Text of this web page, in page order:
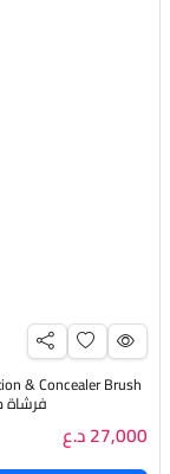
فرشاة
27,000 د.ع